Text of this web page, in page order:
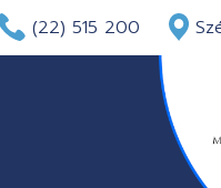
(22) 515 200